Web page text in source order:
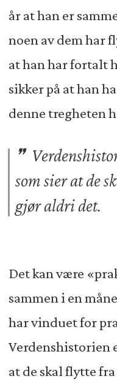
år at han er
noen av dem har
at han har fortalt
sikker på at han
denne tregheten
som sier at de
gjør aldri det.
Det kan være
sammen i en
har vinduet for
Verdenshistorien
at de skal flytte